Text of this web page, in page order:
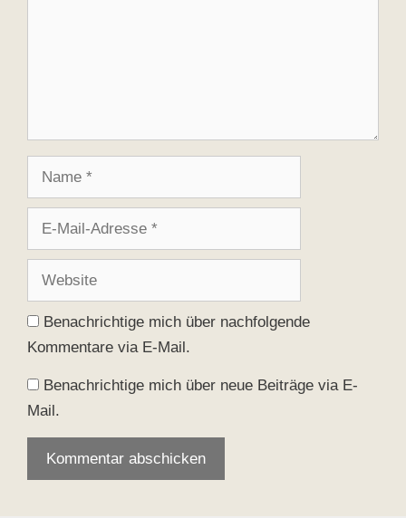
Adresse
Benachrichtige mich über nachfolgende
Kommentare via E-Mail.
Benachrichtige mich über neue Beiträge via E-
Mail.